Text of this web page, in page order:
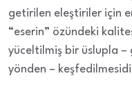
getirilen eleştiriler için
“eserin” özündeki
yüceltilmiş bir üslupla –
yönden –